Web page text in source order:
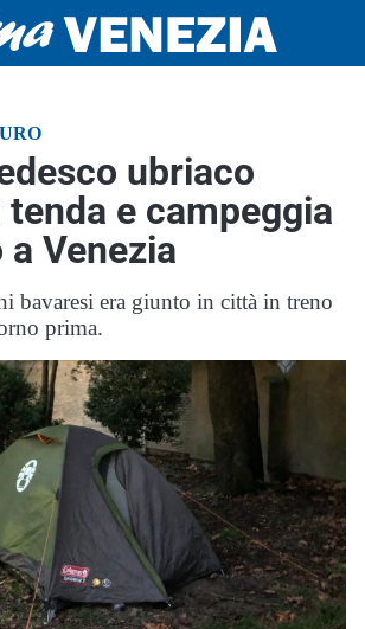
ubriaco
tenda e campeggia
Venezia
bavaresi era giunto in città in treno
prima.